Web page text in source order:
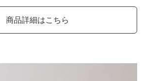
商品詳細はこちら